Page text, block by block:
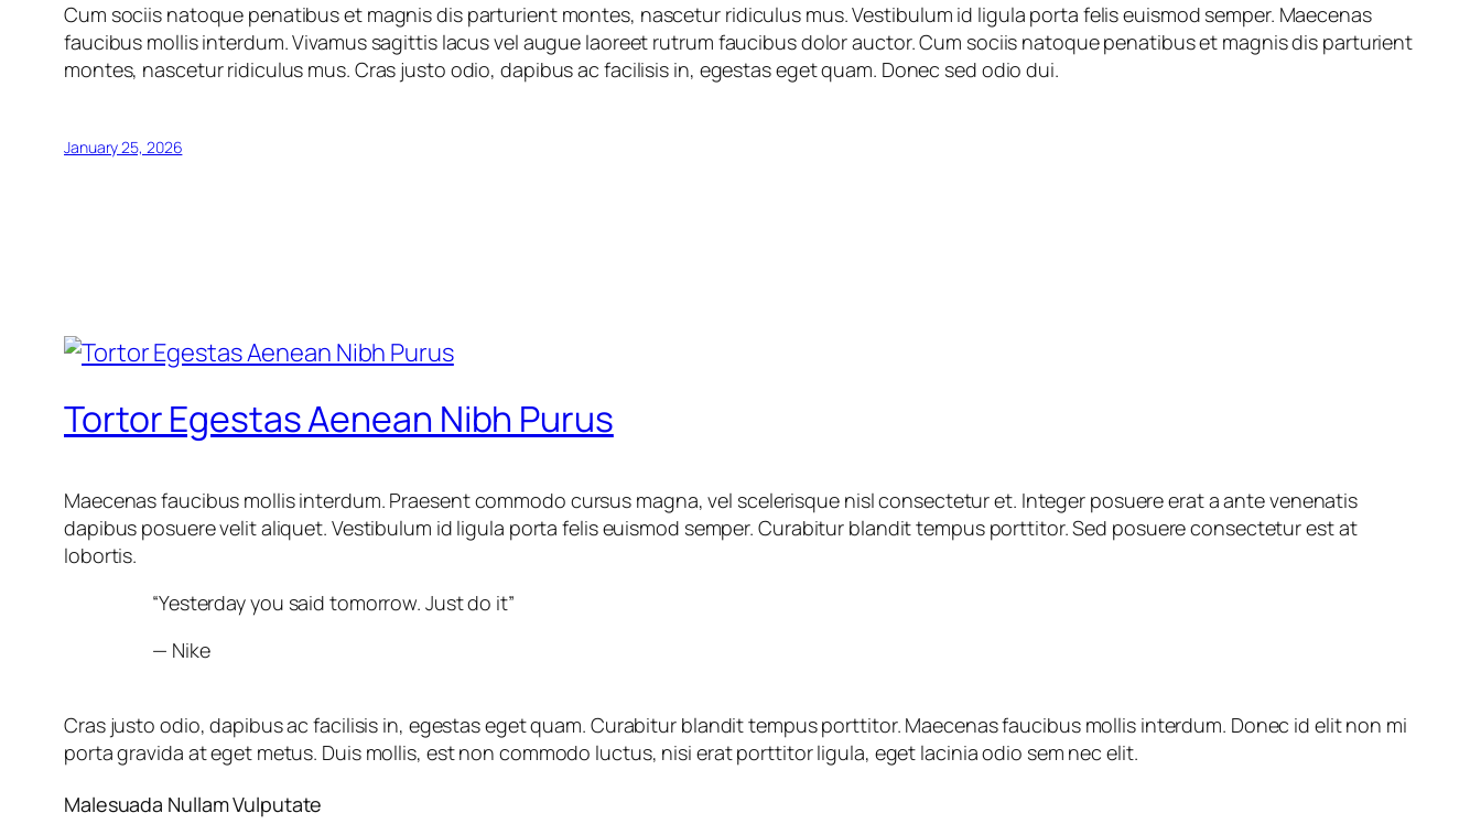
Cum sociis natoque penatibus et magnis dis parturient montes, nascetur ridiculus mus. Vestibulum id ligula porta felis euismod semper. Maecenas
faucibus mollis interdum. Vivamus sagittis lacus vel augue laoreet rutrum faucibus dolor auctor. Cum sociis natoque penatibus et magnis dis parturient
montes, nascetur ridiculus mus. Cras justo odio, dapibus ac facilisis in, egestas eget quam. Donec sed odio dui.
January 25, 2026
Tortor Egestas Aenean Nibh Purus
Maecenas faucibus mollis interdum. Praesent commodo cursus magna, vel scelerisque nisl consectetur et. Integer posuere erat a ante venenatis
dapibus posuere velit aliquet. Vestibulum id ligula porta felis euismod semper. Curabitur blandit tempus porttitor. Sed posuere consectetur est at
lobortis.
“Yesterday you said tomorrow. Just do it”
— Nike
Cras justo odio, dapibus ac facilisis in, egestas eget quam. Curabitur blandit tempus porttitor. Maecenas faucibus mollis interdum. Donec id elit non mi
porta gravida at eget metus. Duis mollis, est non commodo luctus, nisi erat porttitor ligula, eget lacinia odio sem nec elit.
Malesuada Nullam Vulputate